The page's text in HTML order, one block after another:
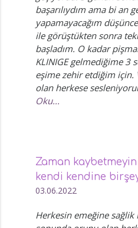
başarılıydım ama bi an
yapamayacağım
ile görüştükten sonra
başladım. O kadar
KLINIGE gelmediğime 3
eşime zehir etdiğim için.
olan herkese
Oku...
Zaman
kendi kendine
03.06.2022
Herkesin emeğine sağlik